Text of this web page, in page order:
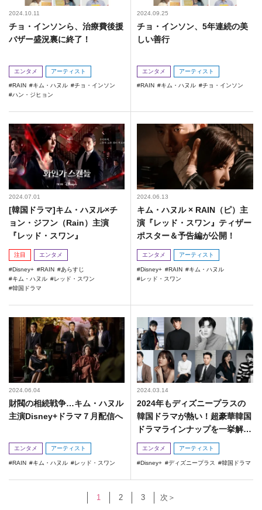
2024.10.11
チョ・インソンら、治療費後援
バザー盛況裏に終了！
エンタメ アーティスト
RAIN キム・ハヌル
チョ・インソン
ハン・ジヒョン
2024.09.25
チョ・インソン、5年連続の美
しい善行
エンタメ アーティスト
RAIN キム・ハヌル チョ・インソン
2024.07.01
[韓国ドラマ]キム・ハヌル×チ
ョン・ジフン（Rain）主演
『レッド・スワン』
注目 エンタメ
Disney+ RAIN
あらすじ
キム・ハヌル
レッド・スワン
韓国ドラマ
2024.06.13
キム・ハヌル × RAIN（ピ）主
演『レッド・スワン』ティザー
ポスター＆予告編が公開！
エンタメ アーティスト
Disney+ RAIN
キム・ハヌル
レッド・スワン
2024.06.04
財閥の相続戦争…キム・ハヌル
主演Disney+ドラマ７月配信へ
エンタメ アーティスト
RAIN キム・ハヌル レッド・スワン
2024.03.14
2024年もディズニープラスの
韓国ドラマが熱い！超豪華韓国
ドラマラインナップを一挙解
禁！
エンタメ アーティスト
Disney+ ディズニープラス 韓国ドラマ
1 2 3
次＞